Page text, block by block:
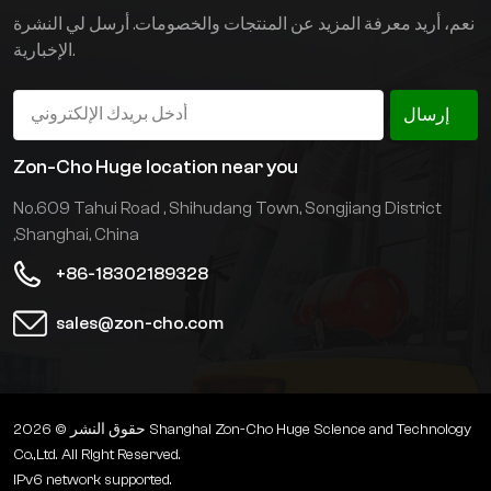
التشغيل ، مما يزيد من
معدل الاستخدام وسعة
نعم، أريد معرفة المزيد عن المنتجات والخصومات. أرسل لي النشرة
الإخبارية.
إرسال
Zon-Cho Huge location near you
No.609 Tahui Road , Shihudang Town, Songjiang District
,Shanghai, China
+86-18302189328
sales@zon-cho.com
حقوق النشر © 2026 Shanghai Zon-Cho Huge Science and Technology
Co.,Ltd. All Right Reserved.
IPv6 network supported.